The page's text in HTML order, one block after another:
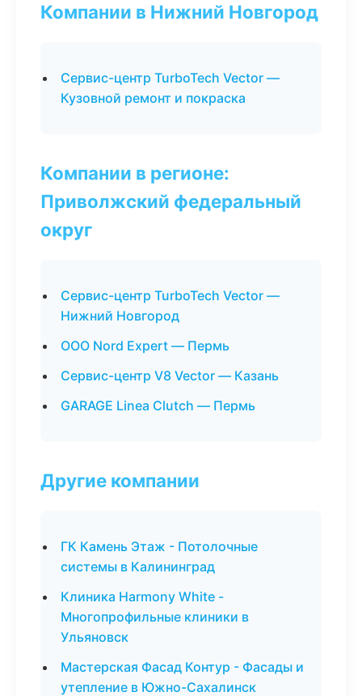
Компании в Нижний Новгород
Сервис-центр TurboTech Vector —
Кузовной ремонт и покраска
Компании в регионе:
Приволжский федеральный
округ
Сервис-центр TurboTech Vector —
Нижний Новгород
ООО Nord Expert — Пермь
Сервис-центр V8 Vector — Казань
GARAGE Linea Clutch — Пермь
Другие компании
ГК Камень Этаж - Потолочные
системы в Калининград
Клиника Harmony White -
Многопрофильные клиники в
Ульяновск
Мастерская Фасад Контур - Фасады и
утепление в Южно-Сахалинск